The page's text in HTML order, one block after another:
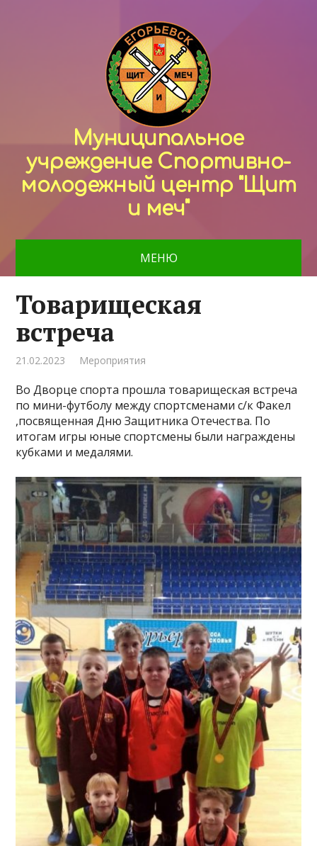
Муниципальное
учреждение Спортивно-
молодежный центр "Щит
и меч"
МЕНЮ
Товарищеская
встреча
21.02.2023 Мероприятия
Во Дворце спорта прошла товарищеская встреча
по мини-футболу между спортсменами с/к Факел
,посвященная Дню Защитника Отечества. По
итогам игры юные спортсмены были награждены
кубками и медалями.